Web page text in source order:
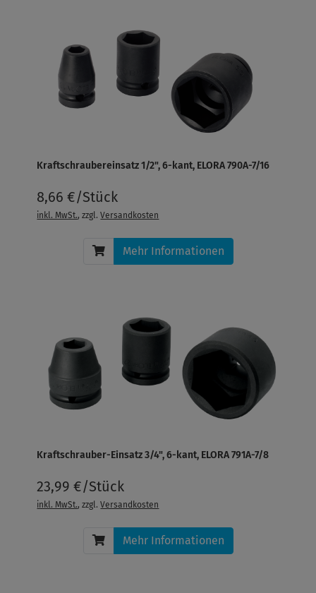
Kraftschraubereinsatz 1/2", 6-kant, ELORA 790A-7/16
8,66 €/Stück
inkl. MwSt., zzgl.Versandkosten
Mehr Informationen
Kraftschrauber-Einsatz 3/4", 6-kant, ELORA 791A-7/8
23,99 €/Stück
inkl. MwSt., zzgl.Versandkosten
Mehr Informationen